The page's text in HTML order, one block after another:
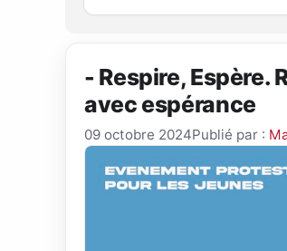
- Respire, Espère.
avec espérance
09 octobre 2024Publié par :